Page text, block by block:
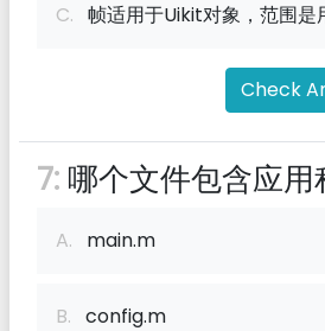
C. 帧适用于Uikit对象，范围是
Check
7: 哪个文件包含应
A. main.m
B. config.m